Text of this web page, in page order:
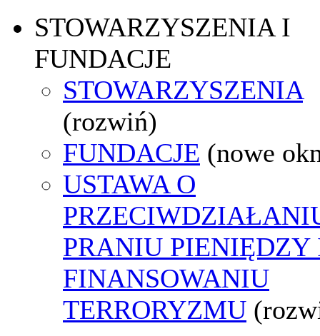
STOWARZYSZENIA I
FUNDACJE
STOWARZYSZENIA
(rozwiń)
FUNDACJE (nowe
USTAWA O
PRANIU PIENIĘDZY
FINANSOWANIU
TERRORYZMU